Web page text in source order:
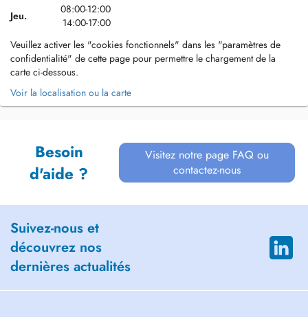
Jeu.
08:00-12:00
14:00-17:00
Veuillez activer les "cookies fonctionnels" dans les "paramètres de
confidentialité" de cette page pour permettre le chargement de la
carte ci-dessous.
Voir la localisation ou la carte
Besoin
d'aide ?
Visitez notre page FAQ ou
contactez-nous
Suivez-nous et
découvrez nos
dernières actualités